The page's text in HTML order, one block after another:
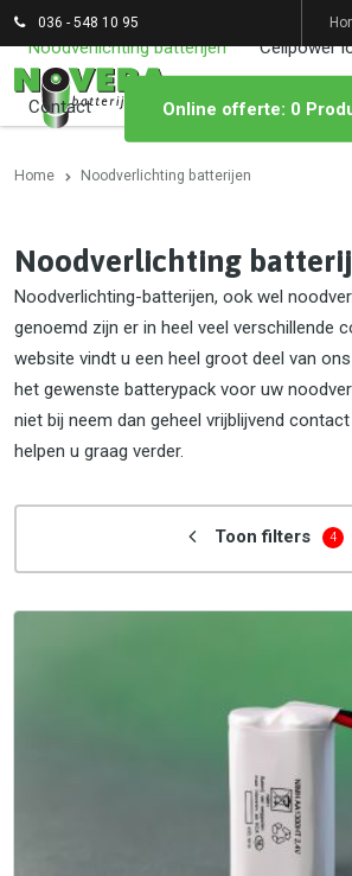
036 - 548 10 95
Noodverlichting batterijen Cellpower
Contact Online offerte: 0
Home Noodverlichting batterijen
Noodverlichting
Noodverlichting-batterijen, ook wel
genoemd zijn er in heel veel verschillende
website vindt u een heel groot deel van
het gewenste batterypack voor uw
niet bij neem dan geheel vrijblijvend
helpen u graag verder.
Toon filters 4